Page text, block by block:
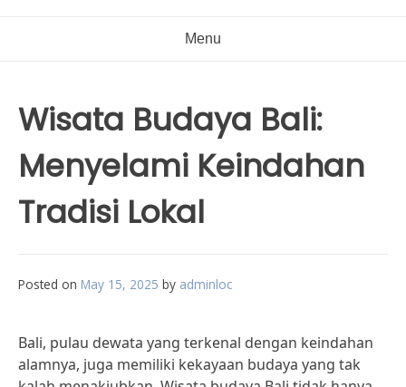
Menu
Wisata Budaya Bali:
Menyelami Keindahan
Tradisi Lokal
Posted on May 15, 2025 by adminloc
Bali, pulau dewata yang terkenal dengan keindahan
alamnya, juga memiliki kekayaan budaya yang tak